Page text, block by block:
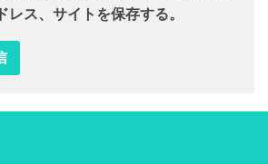
ス、サイトを保存する。